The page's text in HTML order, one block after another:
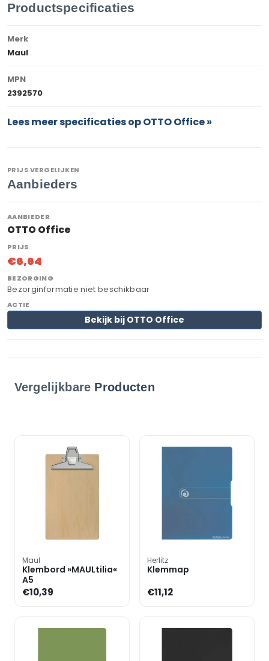
Productspecificaties
Merk
Maul
MPN
2392570
Lees meer specificaties op OTTO Office »
PRIJS VERGELIJKEN
Aanbieders
OTTO Office
€6,64
Bezorginformatie niet beschikbaar
Bekijk bij OTTO Office
Vergelijkbare Producten
Maul
Klembord »MAULtilia«
A5
€10,39
Herlitz
Klemmap
€11,12